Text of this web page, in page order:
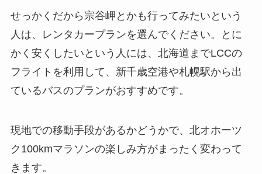
せっかくだから宗谷岬とかも行ってみたいという
人は、レンタカープランを選んでください。とに
かく安くしたいという人には、北海道までLCCの
フライトを利用して、新千歳空港や札幌駅から出
ているバスのプランがおすすめです。
現地での移動手段があるかどうかで、北オホーツ
ク100kmマラソンの楽しみ方がまったく変わって
きます。